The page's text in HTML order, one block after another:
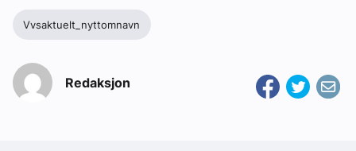
Vvsaktuelt_nyttomnavn
Redaksjon